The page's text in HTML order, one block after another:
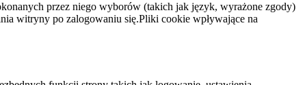
przez niego wyborów (takich jak język, wyrażone zgody)
witryny po zalogowaniu się.Pliki cookie wpływające na